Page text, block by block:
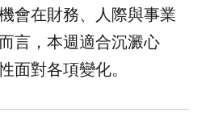
會在財務、人際與事業
言，本週適合沉澱心
面對各項變化。